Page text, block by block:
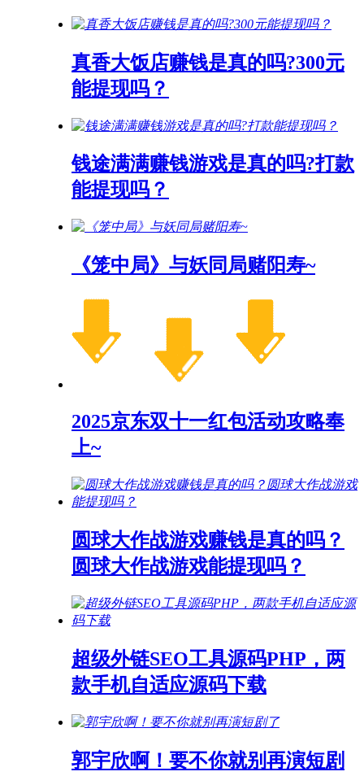
真香大饭店赚钱是真的吗?300元
能提现吗？
钱途满满赚钱游戏是真的吗?打款
能提现吗？
《笼中局》与妖同局赌阳寿~
2025京东双十一红包活动攻略奉
上~
圆球大作战游戏赚钱是真的吗？
圆球大作战游戏能提现吗？
超级外链SEO工具源码PHP，两
款手机自适应源码下载
郭宇欣啊！要不你就别再演短剧